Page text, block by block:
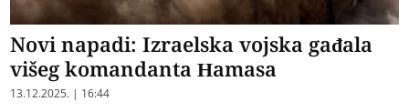
Novi napadi: Izraelska vojska gađala
višeg komandanta Hamasa
13.12.2025. | 16:44